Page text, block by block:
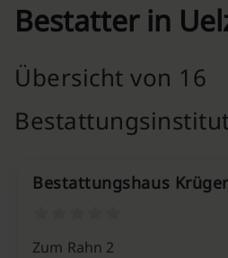
Bestatter in
Übersicht von 16
Bestattungshaus
Zum Rahn 2